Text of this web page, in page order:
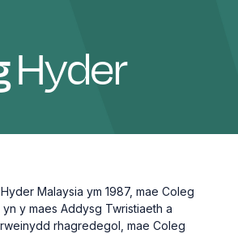
Hyder
Malaysia ym 1987, mae Coleg
y maes Addysg Twristiaeth a
rhagredegol, mae Coleg